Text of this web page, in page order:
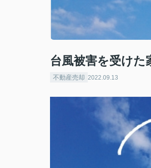
台風被害を受け
不動産売却 2022.09.13